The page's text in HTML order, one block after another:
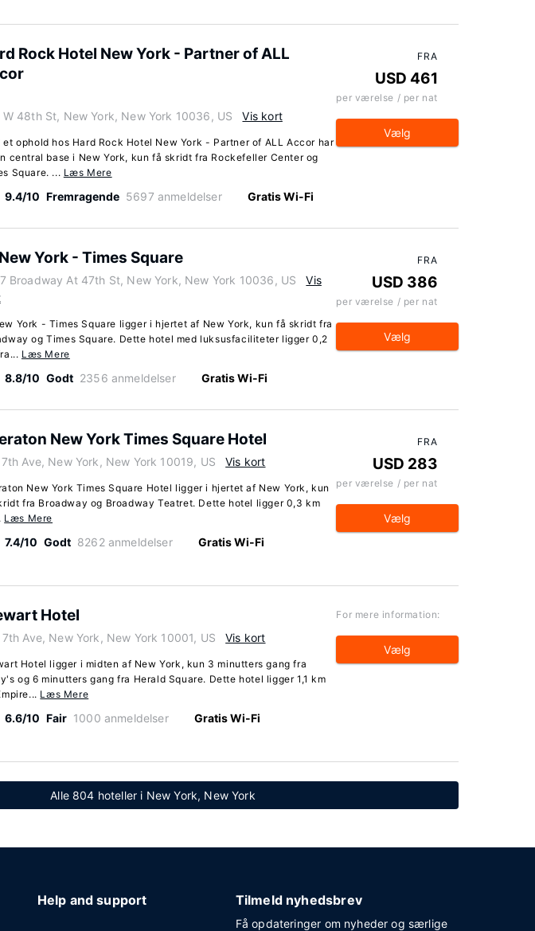
Rock Hotel New York - Partner of ALL
W 48th St, New York, New York 10036, US Vis kort
et ophold hos Hard Rock Hotel New York - Partner of ALL Accor har
central base i New York, kun få skridt fra Rockefeller Center og
Square. ... Læs Mere
9.4/10 Fremragende 5697 anmeldelser Gratis Wi-Fi
FRA
USD 461
per værelse / per nat
Vælg
York - Times Square
Broadway At 47th St, New York, New York 10036, US
Vis
York - Times Square ligger i hjertet af New York, kun få skridt fra
og Times Square. Dette hotel med luksusfaciliteter ligger 0,2
Læs Mere
8.8/10 Godt 2356 anmeldelser Gratis Wi-Fi
FRA
USD 386
per værelse / per nat
Vælg
New York Times Square Hotel
7th Ave, New York, New York 10019, US Vis kort
New York Times Square Hotel ligger i hjertet af New York, kun
fra Broadway og Broadway Teatret. Dette hotel ligger 0,3 km
Læs Mere
7.4/10 Godt 8262 anmeldelser Gratis Wi-Fi
FRA
USD 283
per værelse / per nat
Vælg
Hotel
7th Ave, New York, New York 10001, US Vis kort
Hotel ligger i midten af New York, kun 3 minutters gang fra
og 6 minutters gang fra Herald Square. Dette hotel ligger 1,1 km
Læs Mere
6.6/10 Fair 1000 anmeldelser Gratis Wi-Fi
For mere information:
Vælg
Alle 804 hoteller i New York, New York
Help and support Tilmeld nyhedsbrev
Få opdateringer om nyheder og særlige